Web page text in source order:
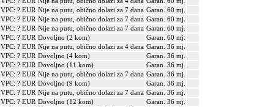
VPC: ? EUR Nije na putu, obično dolazi za 7 dana Garan. 60 mj.
VPC: ? EUR Nije na putu, obično dolazi za 7 dana Garan. 60 mj.
VPC: ? EUR Nije na putu, obično dolazi za 7 dana Garan. 60 mj.
VPC: ? EUR Dovoljno (2 kom)
Garan. 60 mj.
VPC: ? EUR Nije na putu, obično dolazi za 4 dana Garan. 36 mj.
VPC: ? EUR Dovoljno (4 kom)
Garan. 36 mj.
VPC: ? EUR Dovoljno (11 kom)
Garan. 36 mj.
VPC: ? EUR Nije na putu, obično dolazi za 7 dana Garan. 36 mj.
VPC: ? EUR Dovoljno (9 kom)
Garan. 36 mj.
VPC: ? EUR Nije na putu, obično dolazi za 7 dana Garan. 36 mj.
VPC: ? EUR Dovoljno (12 kom)
Garan. 36 mj.